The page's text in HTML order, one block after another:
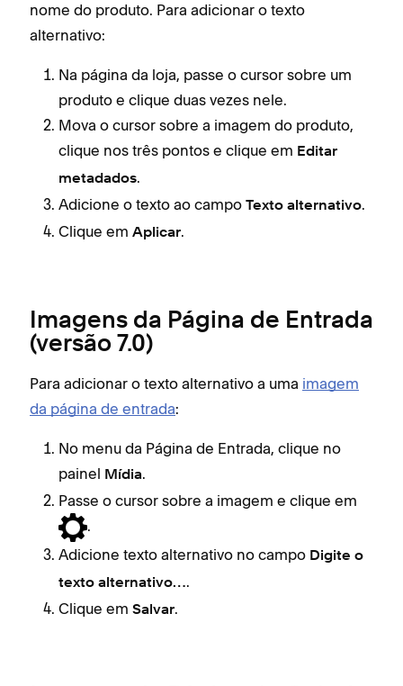
nome do produto. Para adicionar o texto
alternativo:
Na página da loja, passe o cursor sobre um
produto e clique duas vezes nele.
Mova o cursor sobre a imagem do produto,
clique nos três pontos e clique em Editar
metadados.
Adicione o texto ao campo Texto alternativo.
Clique em Aplicar.
Imagens da Página de Entrada
(versão 7.0)
Para adicionar o texto alternativo a uma imagem
da página de entrada:
No menu da Página de Entrada, clique no
painel Mídia.
Passe o cursor sobre a imagem e clique em
.
Adicione texto alternativo no campo Digite o
texto alternativo….
Clique em Salvar.